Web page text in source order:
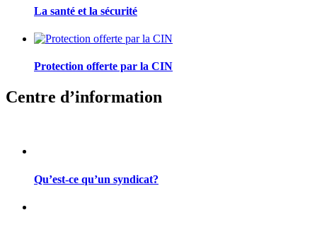
La santé et la sécurité
Protection offerte par la CIN
Centre d’information
Qu’est-ce qu’un syndicat?